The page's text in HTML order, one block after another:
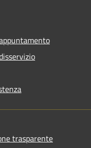
trasparente